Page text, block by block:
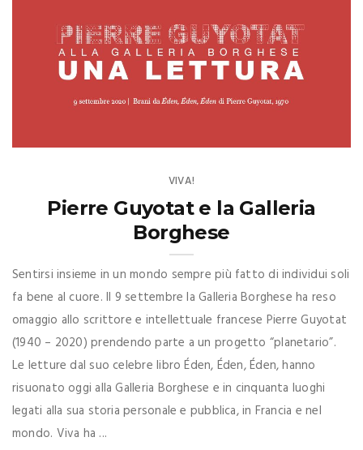
VIVA!
Pierre Guyotat e la Galleria
Borghese
Sentirsi insieme in un mondo sempre più fatto di individui soli
fa bene al cuore. Il 9 settembre la Galleria Borghese ha reso
omaggio allo scrittore e intellettuale francese Pierre Guyotat
(1940 – 2020) prendendo parte a un progetto “planetario”.
Le letture dal suo celebre libro Éden, Éden, Éden, hanno
risuonato oggi alla Galleria Borghese e in cinquanta luoghi
legati alla sua storia personale e pubblica, in Francia e nel
mondo. Viva ha ...